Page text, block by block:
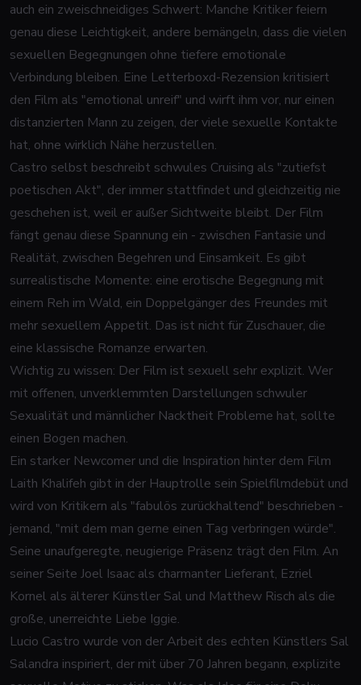
auch ein zweischneidiges Schwert: Manche Kritiker feiern
genau diese Leichtigkeit, andere bemängeln, dass die vielen
sexuellen Begegnungen ohne tiefere emotionale
Verbindung bleiben. Eine Letterboxd-Rezension kritisiert
den Film als "emotional unreif" und wirft ihm vor, nur einen
distanzierten Mann zu zeigen, der viele sexuelle Kontakte
hat, ohne wirklich Nähe herzustellen.
Castro selbst beschreibt schwules Cruising als "zutiefst
poetischen Akt", der immer stattfindet und gleichzeitig nie
geschehen ist, weil er außer Sichtweite bleibt. Der Film
fängt genau diese Spannung ein - zwischen Fantasie und
Realität, zwischen Begehren und Einsamkeit. Es gibt
surrealistische Momente: eine erotische Begegnung mit
einem Reh im Wald, ein Doppelgänger des Freundes mit
mehr sexuellem Appetit. Das ist nicht für Zuschauer, die
eine klassische Romanze erwarten.
Wichtig zu wissen: Der Film ist sexuell sehr explizit. Wer
mit offenen, unverklemmten Darstellungen schwuler
Sexualität und männlicher Nacktheit Probleme hat, sollte
einen Bogen machen.
Ein starker Newcomer und die Inspiration hinter dem Film
Laith Khalifeh gibt in der Hauptrolle sein Spielfilmdebüt und
wird von Kritikern als "fabulös zurückhaltend" beschrieben -
jemand, "mit dem man gerne einen Tag verbringen würde".
Seine unaufgeregte, neugierige Präsenz trägt den Film. An
seiner Seite Joel Isaac als charmanter Lieferant, Ezriel
Kornel als älterer Künstler Sal und Matthew Risch als die
große, unerreichte Liebe Iggie.
Lucio Castro wurde von der Arbeit des echten Künstlers Sal
Salandra inspiriert, der mit über 70 Jahren begann, explizite